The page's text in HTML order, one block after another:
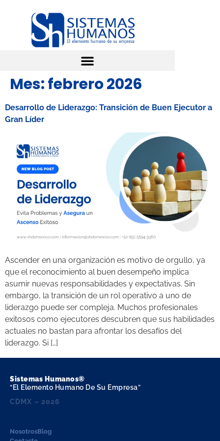
Mes:febrero 2026
Desarrollo de Liderazgo: Transición de Buen Ejecutor a
Gran Líder
Ascender en una organización es motivo de orgullo, ya
que el reconocimiento al buen desempeño implica
asumir nuevas responsabilidades y expectativas. Sin
embargo, la transición de un rol operativo a uno de
liderazgo puede ser compleja. Muchos profesionales
exitosos como ejecutores descubren que sus habilidades
actuales no bastan para afrontar los desafíos del
liderazgo. Si […]
Sistemas Humanos®
“El Elemento Humano De Su Empresa”
CDMX – 2026
NosotrosBlog